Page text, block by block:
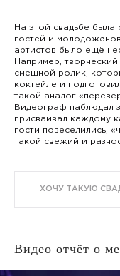
На этой свадьбе была
гостей и
артистов было ещё
Например,
смешной ролик,
коктейле и
такой аналог
Видеограф наблюдал
присваивал каждому
гости повеселились,
такой свежий и
ХОЧУ ТАКУЮ
Видео отчёт о